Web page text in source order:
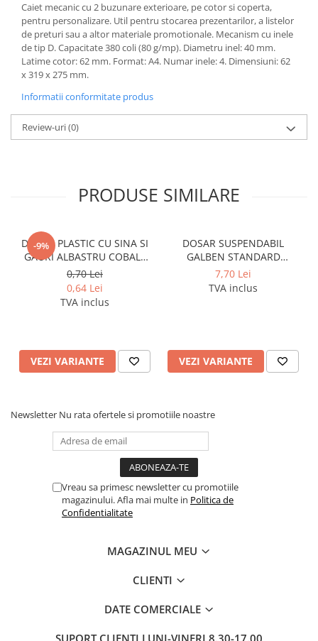
Cerneala si rezerva pentru stilou
Stilouri
Radiere
Creta scolara
Plastilina
Echere, rigle, raportoare, compase,
sabloane, truse geometrie
Truse geometrie
Foarfeci
Markere evidentiatoare text
Markere permanente
Produse Craft
Carti si jocuri pentru copii
Carti de colorat si povestit
Jocuri / Party
Coperti scolare
Cerneala si rezerva pentru stilou
Caiet mecanic cu 2 buzunare exterioare, pe cotor si coperta,
pentru personalizare. Util pentru stocarea prezentarilor, a listelor
de preturi sau a altor materiale promotionale. Mecanism cu inele
de tip D. Capacitate 380 coli (80 g/mp). Diametru inel: 40 mm.
Latime cotor: 62 mm. Format: A4. Numar inele: 4. Dimensiuni: 62
x 319 x 275 mm.
Informatii conformitate produs
Review-uri(0)
PRODUSE SIMILARE
-9%
DOSAR PLASTIC CU SINA SI
GAURI ALBASTRU COBALT
NOKI
0,70 Lei
0,64 Lei
TVA inclus
VEZI VARIANTE
DOSAR SUSPENDABIL
GALBEN STANDARD
PENDAFLEX ESSELTE
7,70 Lei
TVA inclus
VEZI VARIANTE
Newsletter Nu rata ofertele si promotiile noastre
Vreau sa primesc newsletter cu promotiile
magazinului. Afla mai multe in Politica de
Confidentialitate
MAGAZINUL MEU
CLIENTI
DATE COMERCIALE